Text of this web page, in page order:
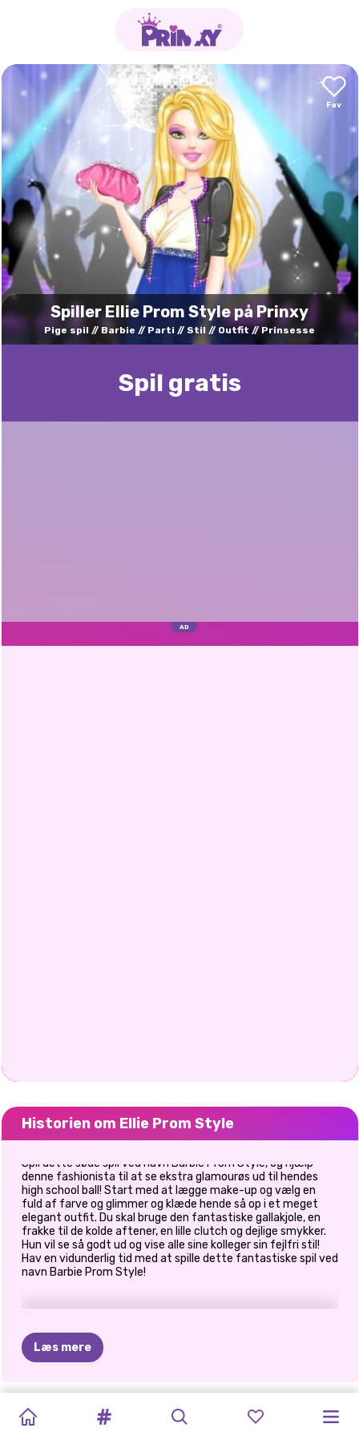
Spiller Ellie Prom Style på Prinxy
Pige spil Barbie Parti Stil Outfit Prinsesse
Spil gratis
Historien om Ellie Prom Style
Spil dette søde spil ved navn Barbie Prom Style, og hjælp
denne fashionista til at se ekstra glamourøs ud til hendes
high school ball! Start med at lægge make-up og vælg en
fuld af farve og glimmer og klæde hende så op i et meget
elegant outfit. Du skal bruge den fantastiske gallakjole, en
frakke til de kolde aftener, en lille clutch og dejlige smykker.
Hun vil se så godt ud og vise alle sine kolleger sin fejlfri stil!
Hav en vidunderlig tid med at spille dette fantastiske spil ved
navn Barbie Prom Style!
Læs mere
ALL
FASHION
DUKKE
CELEBRITY
WAY
DET
FOR
DRESS-UP
MED
BOHEMIAN
PRINSESSER
PATCHWORK
SKURKE
ELIZA